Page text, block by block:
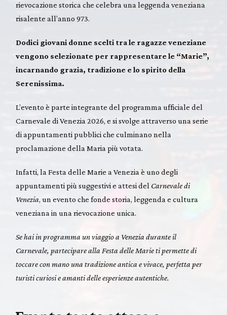
rievocazione storica che celebra una leggenda veneziana
risalente all’anno 973.
Dodici giovani donne scelti tra le ragazze veneziane
vengono selezionate per rappresentare le “Marie”,
incarnando grazia, tradizione e lo spirito della
Serenissima.
L’evento è parte integrante del programma ufficiale del
Carnevale di Venezia 2026, e si svolge attraverso una serie
di appuntamenti pubblici che culminano nella
proclamazione della Maria più votata.
Infatti, la Festa delle Marie a Venezia è uno degli
appuntamenti più suggestivi e attesi del Carnevale di
Venezia, un evento che fonde storia, leggenda e cultura
veneziana in una rievocazione unica.
Se hai in programma un viaggio a Venezia durante il
Carnevale, partecipare alla Festa delle Marie ti permette di
toccare con mano una tradizione antica e vivace, perfetta per
turisti curiosi e amanti delle esperienze autentiche.